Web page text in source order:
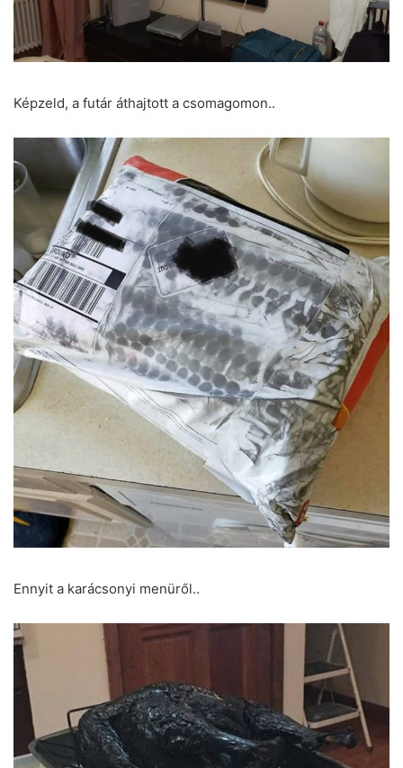
Képzeld, a futár áthajtott a csomagomon..
Ennyit a karácsonyi menüről..